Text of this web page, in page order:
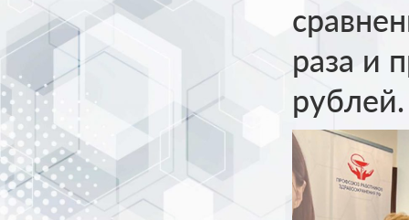
раза и
рублей.